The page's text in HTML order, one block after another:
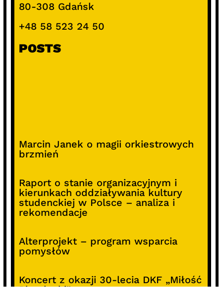
80-308 Gdańsk
+48 58 523 24 50
POSTS
Marcin Janek o magii orkiestrowych
brzmień
Raport o stanie organizacyjnym i
kierunkach oddziaływania kultury
studenckiej w Polsce – analiza i
rekomendacje
Alterprojekt – program wsparcia
pomysłów
Koncert z okazji 30-lecia DKF „Miłość
Blondynki”